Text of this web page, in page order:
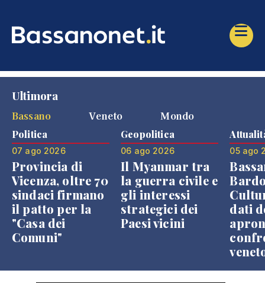
Ultimora
Bassano
Veneto Mondo
Politica
07 ago 2026
Provincia di
Vicenza, oltre 70
sindaci firmano
il patto per la
"Casa dei
Comuni"
Geopolitica
06 ago 2026
Il Myanmar tra
la guerra civile e
gli interessi
strategici dei
Paesi vicini
05 ago
dati